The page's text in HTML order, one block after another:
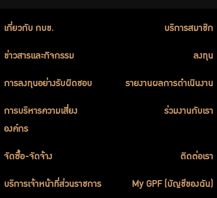
เกี่ยวกับ กบข. บริการสมาชิก
ข่าวสารและกิจกรรม ลงทุน
การลงทุนอย่างรับผิดชอบ รายงานผลการดำเนินงาน
การบริหารความเสี่ยง
องค์กร
ร่วมงานกับเรา
จัดซื้อ-จัดจ้าง ติดต่อเรา
บริการเจ้าหน้าที่ส่วนราชการ My GPF (บัญชีของฉัน)